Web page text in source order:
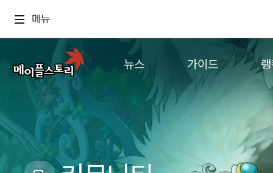
메뉴
뉴스
업데이트
이벤트
캐시샵 공지
메이플 알림판
가이드
추가정보
컨텐